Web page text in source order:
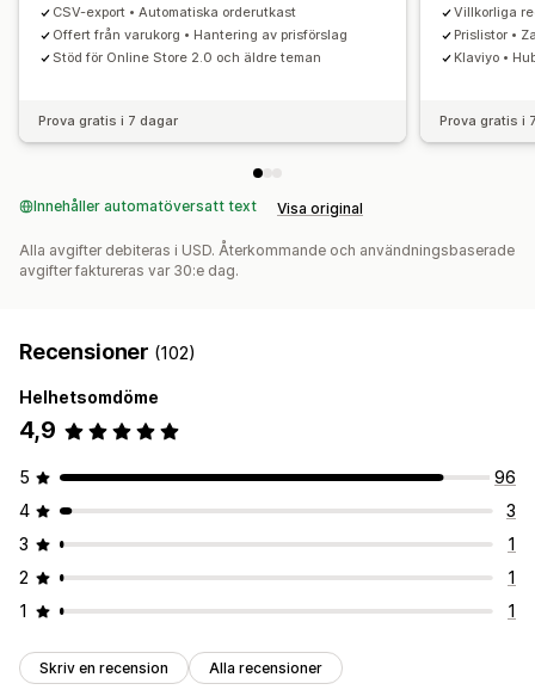
CSV-export • Automatiska orderutkast
Offert från varukorg • Hantering av prisförslag
Stöd för Online Store 2.0 och äldre teman
Prova gratis i 7 dagar
Villkorliga
Prislistor •
Klaviyo •
Prova gratis i
Innehåller automatöversatt text Visa original
Alla avgifter debiteras i USD. Återkommande och användningsbaserade
avgifter faktureras var 30:e dag.
Recensioner (102)
Helhetsomdöme
4,9
5
96
4
3
3
1
2
1
1
1
Skriv en recension Alla recensioner